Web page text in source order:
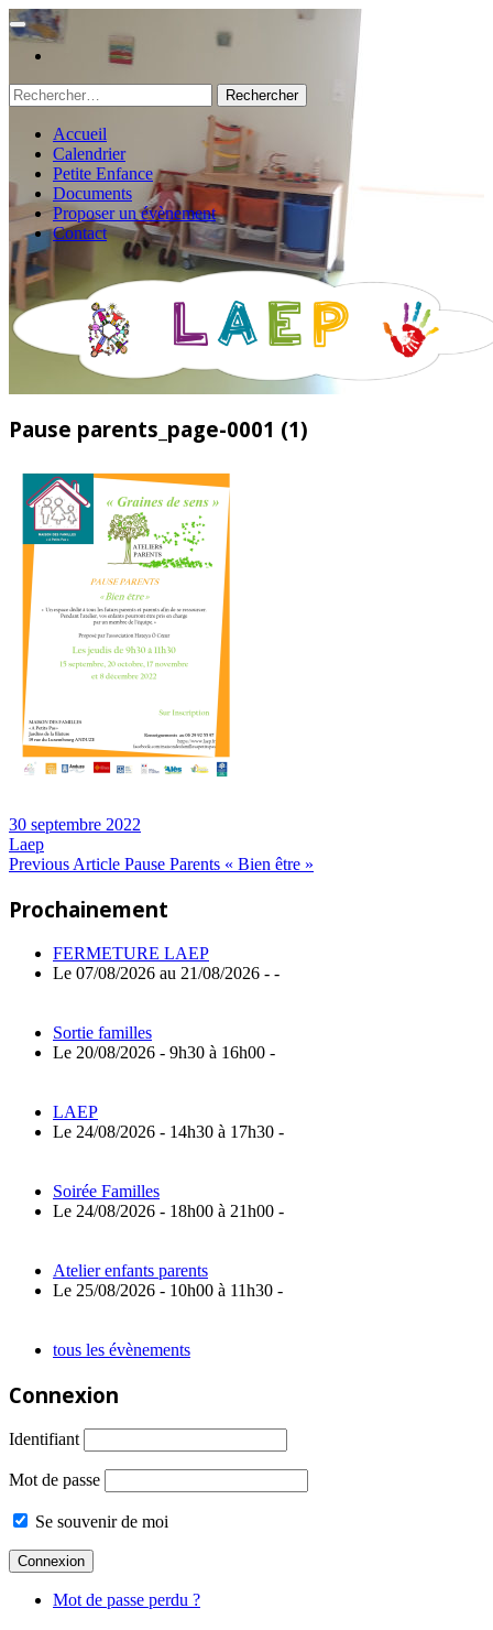
Rechercher :
Accueil
Calendrier
Petite Enfance
Documents
Proposer un évènement
Contact
Pause parents_page-0001 (1)
30 septembre 2022
Laep
Navigation
de
l’article
Previous ArticlePrevious
Pause Parents « Bien être »
Prochainement
FERMETURE LAEP
Le 07/08/2026 au 21/08/2026 - -
Sortie familles
Le 20/08/2026 - 9h30 à 16h00 -
LAEP
Le 24/08/2026 - 14h30 à 17h30 -
Soirée Familles
Le 24/08/2026 - 18h00 à 21h00 -
Atelier enfants parents
Le 25/08/2026 - 10h00 à 11h30 -
tous les évènements
Connexion
Identifiant
Mot de passe
Se souvenir de moi
Mot de passe perdu ?